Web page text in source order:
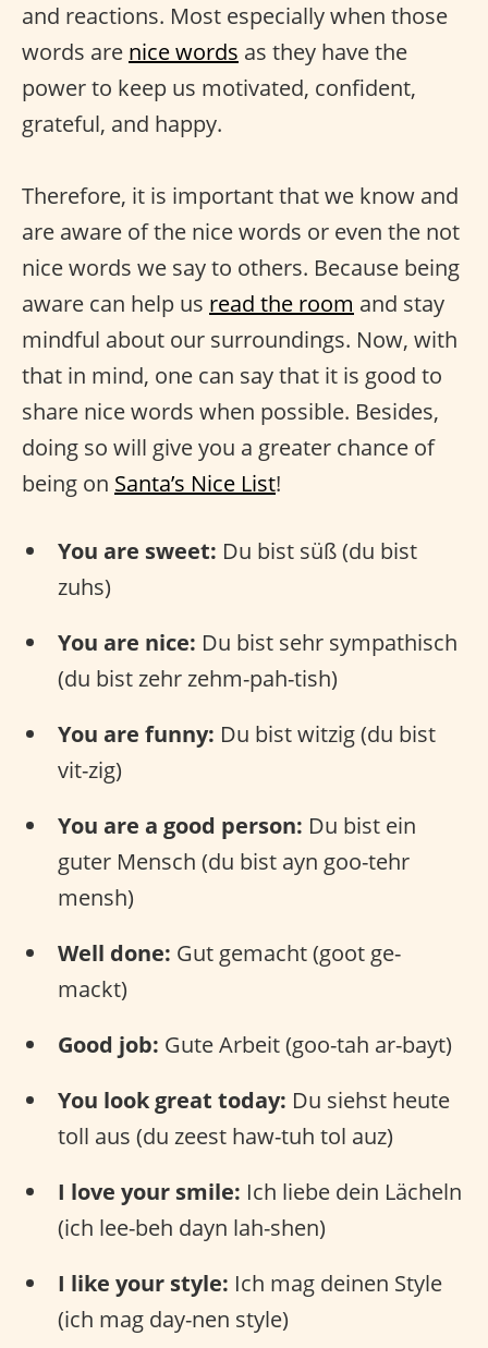
and reactions. Most especially when those
words are nice words as they have the
power to keep us motivated, confident,
grateful, and happy.
Therefore, it is important that we know and
are aware of the nice words or even the not
nice words we say to others. Because being
aware can help us read the room and stay
mindful about our surroundings. Now, with
that in mind, one can say that it is good to
share nice words when possible. Besides,
doing so will give you a greater chance of
being on Santa’s Nice List!
You are sweet: Du bist süß (du bist
zuhs)
You are nice: Du bist sehr sympathisch
(du bist zehr zehm-pah-tish)
You are funny: Du bist witzig (du bist
vit-zig)
You are a good person: Du bist ein
guter Mensch (du bist ayn goo-tehr
mensh)
Well done: Gut gemacht (goot ge-
mackt)
Good job: Gute Arbeit (goo-tah ar-bayt)
You look great today: Du siehst heute
toll aus (du zeest haw-tuh tol auz)
I love your smile: Ich liebe dein Lächeln
(ich lee-beh dayn lah-shen)
I like your style: Ich mag deinen Style
(ich mag day-nen style)